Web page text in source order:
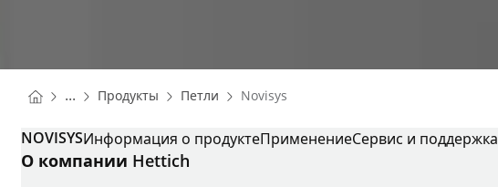
You are here:
Homepage
... Продукты Homepage
Петли Homepage
Novisys
NOVISYSИнформация о продуктеПрименениеСервис и поддержка
О компании Hettich